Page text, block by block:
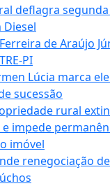
deflagra
Diesel
de Araújo
PI
Lúcia marca
sucessão
rural
impede
imóvel
renegociação